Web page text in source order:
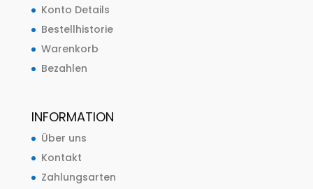
Konto Details
Bestellhistorie
Warenkorb
Bezahlen
INFORMATION
Über uns
Kontakt
Zahlungsarten